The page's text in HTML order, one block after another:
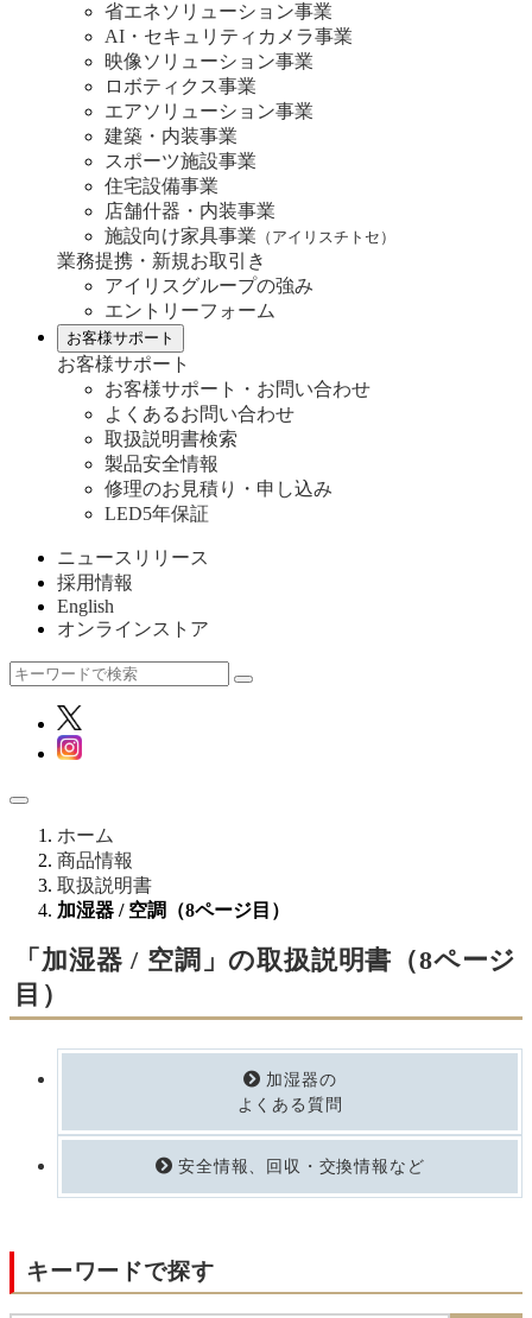
省エネソリューション事業
AI・セキュリティカメラ事業
映像ソリューション事業
ロボティクス事業
エアソリューション事業
建築・内装事業
スポーツ施設事業
住宅設備事業
店舗什器・内装事業
施設向け家具事業 （アイリスチトセ）
業務提携・新規お取引き
アイリスグループの強み
エントリーフォーム
お客様サポート
お客様サポート
お客様サポート・お問い合わせ
よくあるお問い合わせ
取扱説明書検索
製品安全情報
修理のお見積り・申し込み
LED5年保証
ニュースリリース
採用情報
English
オンラインストア
ホーム
商品情報
取扱説明書
加湿器 / 空調（8ページ目）
「加湿器 / 空調」の取扱説明書（8ページ
目）
加湿器の
よくある質問
安全情報、回収・交換情報など
キーワードで探す